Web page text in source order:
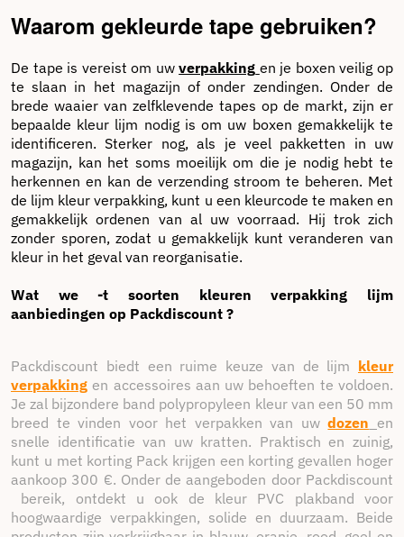
Omdat het sluiten van kratten en dozen essentieel is om
verpakkingsspecialistPackdiscountook andere soorten
verpakkingskleefstoffen om beter aan uw behoeften te
voldoen. Al onze lijmen zijn van kwaliteit en tegen de beste
prijzen.
Waarom gekleurde tape gebruiken?
De tape is vereist om uwverpakking en je boxen veilig op
te slaan in het magazijn of onder zendingen. Onder de
brede waaier van zelfklevende tapes op de markt, zijn er
bepaalde kleur lijm nodig is om uw boxen gemakkelijk te
identificeren. Sterker nog, als je veel pakketten in uw
magazijn, kan het soms moeilijk om die je nodig hebt te
herkennen en kan de verzending stroom te beheren. Met
de lijm kleur verpakking, kunt u een kleurcode te maken en
gemakkelijk ordenen van al uw voorraad. Hij trok zich
zonder sporen, zodat u gemakkelijk kunt veranderen van
kleur in het geval van reorganisatie.
Wat we -t soorten kleuren verpakking lijm
aanbiedingen op Packdiscount ?
Packdiscount biedt een ruime keuze van de lijm kleur
verpakking en accessoires aan uw behoeften te voldoen.
Je zal bijzondere band polypropyleen kleur van een 50 mm
breed te vinden voor het verpakken van uwdozen en
snelle identificatie van uw kratten. Praktisch en zuinig,
kunt u met korting Pack krijgen een korting gevallen hoger
aankoop 300 €. Onder de aangeboden door Packdiscount
bereik, ontdekt u ook de kleur PVC plakband voor
hoogwaardige verpakkingen, solide en duurzaam. Beide